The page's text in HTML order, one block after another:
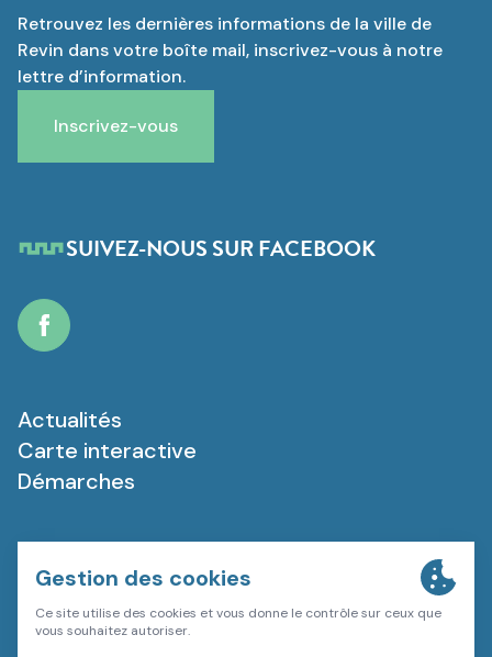
Retrouvez les dernières informations de la ville de
Revin dans votre boîte mail, inscrivez-vous à notre
lettre d’information.
Inscrivez-vous
SUIVEZ-NOUS SUR FACEBOOK
Actualités
Carte interactive
Démarches
Plan du site
Mentions légales
Politique de confidentialité